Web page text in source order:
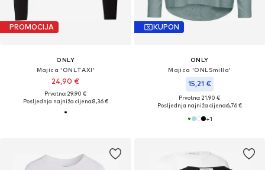
PROMOCIJA
ONLY
Majica 'ONLTAXI'
24,90 €
Prvotno: 29,90 €
Posljednja najniža cijena:8,36 €
KUPON
ONLY
Majica 'ONLSmilla'
15,21 €
Prvotno: 21,90 €
Posljednja najniža cijena:6,76 €
+1